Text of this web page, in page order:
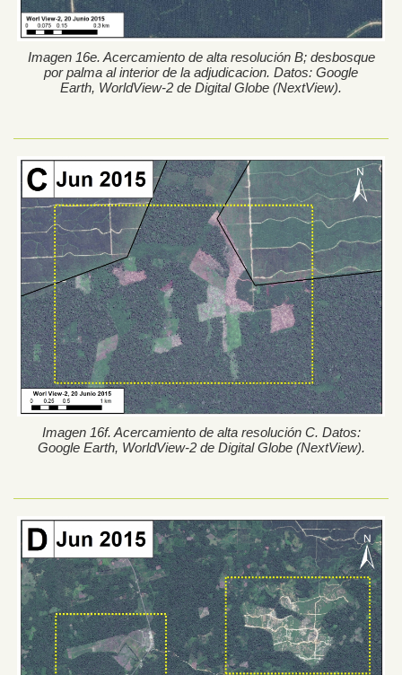
Imagen 16e. Acercamiento de alta resolución B; desbosque
por palma al interior de la adjudicacion. Datos: Google
Earth, WorldView-2 de Digital Globe (NextView).
Imagen 16f. Acercamiento de alta resolución C. Datos:
Google Earth, WorldView-2 de Digital Globe (NextView).